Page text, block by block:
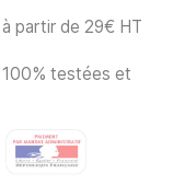
partir de 29€ HT
testées et